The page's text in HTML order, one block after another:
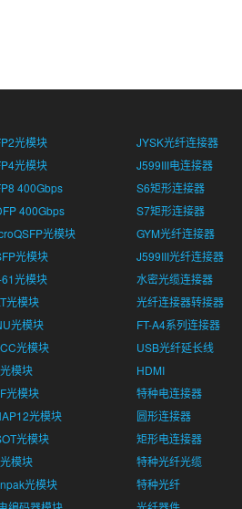
光模块
JYSK光纤连接器
光模块
J599III电连接器
400Gbps
S6矩形连接器
400Gbps
S7矩形连接器
光模块
GYM光纤连接器
光模块
J599III光纤连接器
61光模块
水密光缆连接器
光模块
光纤连接器转接器
光模块
FT-A4系列连接器
光模块
USB光纤延长线
模块
HDMI
光模块
特种电连接器
光模块
圆形连接器
光模块
矩形电连接器
模块
特种光纤光缆
光模块
特种光纤